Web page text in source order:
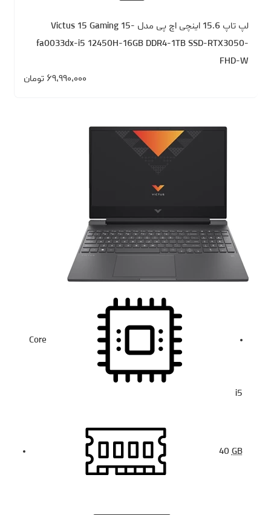
لپ تاپ 15.6 اینچی اچ‌ پی مدل Victus 15 Gaming 15-
fa0033dx-i5 12450H-16GB DDR4-1TB SSD-RTX3050-
FHD-W
۶۹،۹۹۰،۰۰۰ تومان
Core
i5
40GB